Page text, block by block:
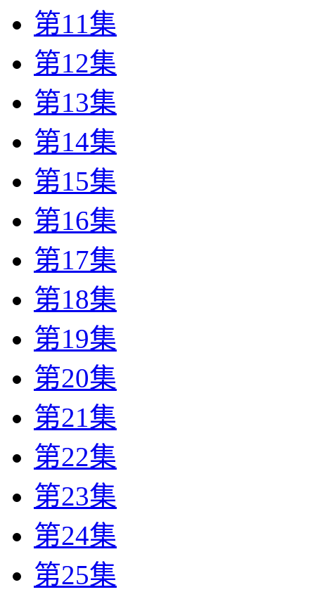
第11集
第12集
第13集
第14集
第15集
第16集
第17集
第18集
第19集
第20集
第21集
第22集
第23集
第24集
第25集